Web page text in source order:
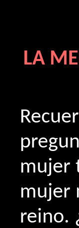
LA
mujer
mujer
reino.